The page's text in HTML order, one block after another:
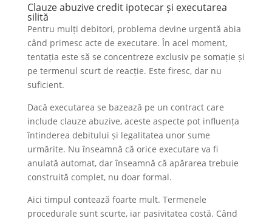
Clauze abuzive credit ipotecar și executarea
silită
Pentru mulți debitori, problema devine urgentă abia
când primesc acte de executare. În acel moment,
tentația este să se concentreze exclusiv pe somație și
pe termenul scurt de reacție. Este firesc, dar nu
suficient.
Dacă executarea se bazează pe un contract care
include clauze abuzive, aceste aspecte pot influența
întinderea debitului și legalitatea unor sume
urmărite. Nu înseamnă că orice executare va fi
anulată automat, dar înseamnă că apărarea trebuie
construită complet, nu doar formal.
Aici timpul contează foarte mult. Termenele
procedurale sunt scurte, iar pasivitatea costă. Când